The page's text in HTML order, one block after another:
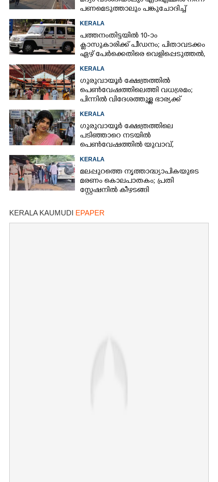
പണമെടുത്താലും പങ്കുചോദിച്ച്
KERALA
പത്തനംതിട്ടയിൽ 10-ാം
ക്ലാസുകാരിക്ക് പീഡനം; പിതാവടക്കം
ഏഴ് പേർക്കെതിരെ വെളിപ്പെടുത്തൽ,
KERALA
ഗുരുവായൂർ ക്ഷേത്രത്തിൽ
പെൺവേഷത്തിലെത്തി വധശ്രമം;
പിന്നിൽ വിദേശത്തുള്ള ഭാര്യക്ക്
KERALA
ഗുരുവായൂർ ക്ഷേത്രത്തിലെ
പടിഞ്ഞാറെ നടയിൽ
പെൺവേഷത്തിൽ യുവാവ്,​
തെളിഞ്ഞത് വൻഗൂഢാലോചന
KERALA
മലപ്പുറത്തെ നൃത്താദ്ധ്യാപികയുടെ
മരണം കൊലപാതകം; പ്രതി
സ്റ്റേഷനിൽ കീഴടങ്ങി
KERALA KAUMUDI EPAPER